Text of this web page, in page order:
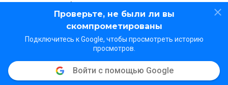
Проверьте, не были ли вы
скомпрометированы
Подключитесь к Google, чтобы просмотреть историю
просмотров.
Войти с помощью Google
Проверка безопасности
© WOT Services LP. Все права защищены